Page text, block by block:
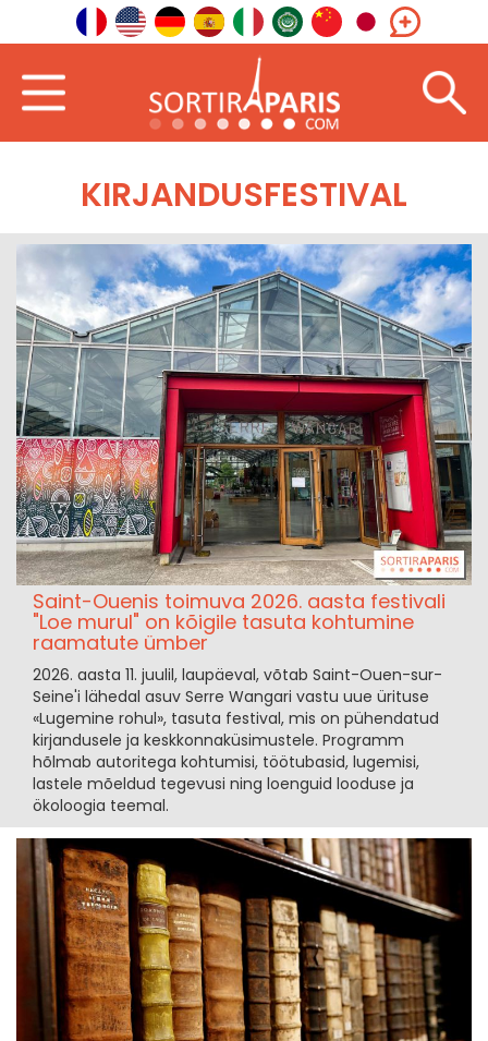
KIRJANDUSFESTIVAL
Saint-Ouenis toimuva 2026. aasta festivali
"Loe murul" on kõigile tasuta kohtumine
raamatute ümber
2026. aasta 11. juulil, laupäeval, võtab Saint-Ouen-sur-
Seine'i lähedal asuv Serre Wangari vastu uue ürituse
«Lugemine rohul», tasuta festival, mis on pühendatud
kirjandusele ja keskkonnaküsimustele. Programm
hõlmab autoritega kohtumisi, töötubasid, lugemisi,
lastele mõeldud tegevusi ning loenguid looduse ja
ökoloogia teemal.